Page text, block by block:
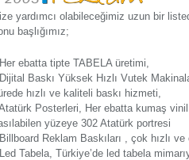
yardımcı olabileceğimiz uzun bir
başlığımız;
ebatta tipte TABELA üretimi,
Baskı Yüksek Hızlı Vutek
hızlı ve kaliteli baskı hizmeti,
Posterleri, Her ebatta kumaş
yüzeye 302 Atatürk portresi
Reklam Baskıları , çok hızlı ve
Tabela, Türkiye’de led tabela